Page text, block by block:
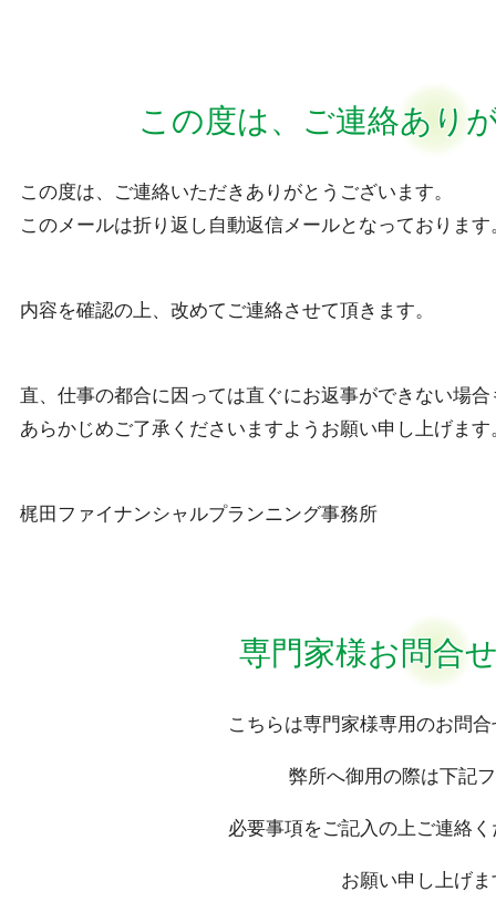
この度は、ご連絡あり
この度は、ご連絡いただきありがとうございます。
このメールは折り返し自動返信メールとなっております
内容を確認の上、改めてご連絡させて頂きます。
直、仕事の都合に因っては直ぐにお返事ができない場
あらかじめご了承くださいますようお願い申し上げます
梶田ファイナンシャルプランニング事務所
専門家様お問合
こちらは専門家様専用のお問
弊所へ御用の際は下記
必要事項をご記入の上ご連絡
お願い申し上げ